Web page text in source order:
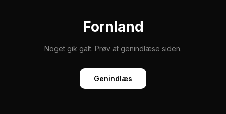
Fornland
Noget gik galt. Prøv at genindlæse siden.
Genindlæs